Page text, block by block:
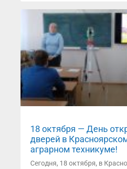
18 октября — День
дверей в
аграрном техникуме!
Сегодня, 18 октября, в